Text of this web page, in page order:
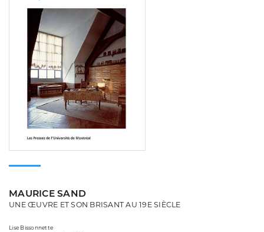
MAURICE SAND
UNE ŒUVRE ET SON BRISANT AU 19E SIÈCLE
Lise Bissonnette